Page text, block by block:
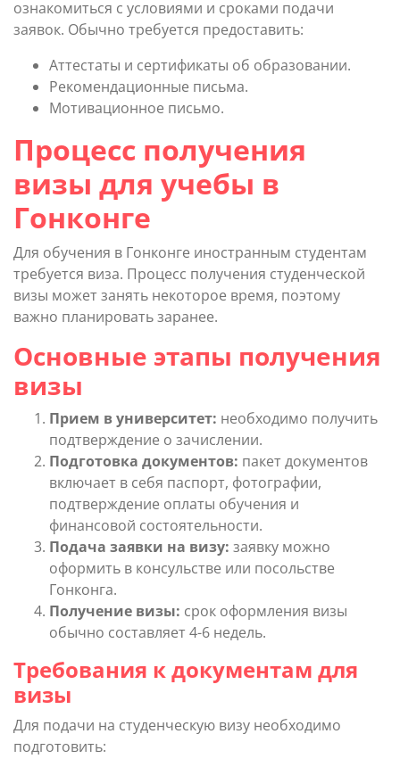
ознакомиться с условиями и сроками подачи
заявок. Обычно требуется предоставить:
Аттестаты и сертификаты об образовании.
Рекомендационные письма.
Мотивационное письмо.
Процесс получения
визы для учебы в
Гонконге
Для обучения в Гонконге иностранным студентам
требуется виза. Процесс получения студенческой
визы может занять некоторое время, поэтому
важно планировать заранее.
Основные этапы получения
визы
Прием в университет: необходимо получить
подтверждение о зачислении.
Подготовка документов: пакет документов
включает в себя паспорт, фотографии,
подтверждение оплаты обучения и
финансовой состоятельности.
Подача заявки на визу: заявку можно
оформить в консульстве или посольстве
Гонконга.
Получение визы: срок оформления визы
обычно составляет 4-6 недель.
Требования к документам для
визы
Для подачи на студенческую визу необходимо
подготовить: